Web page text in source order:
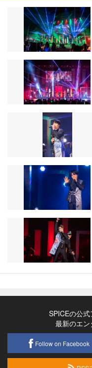
SPICEの公
最新のエン
Follow on Facebook